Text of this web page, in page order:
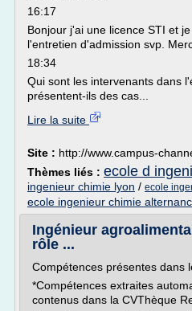
16:17
Bonjour j'ai une licence STI et
l'entretien d'admission svp.
18:34
Qui sont les intervenants dans
présentent-ils des cas...
Lire la suite
Site : http://www.campus-
Thèmes liés : ecole d
ingenieur chimie lyon / ecole
ecole ingenieur chimie
Ingénieur
rôle ...
Compétences présentes dans
*Compétences extraites
contenus dans la CVThèque